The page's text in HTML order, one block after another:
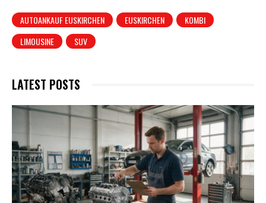
AUTOANKAUF EUSKIRCHEN EUSKIRCHEN
KOMBI
LIMOUSINE
SUV
LATEST POSTS